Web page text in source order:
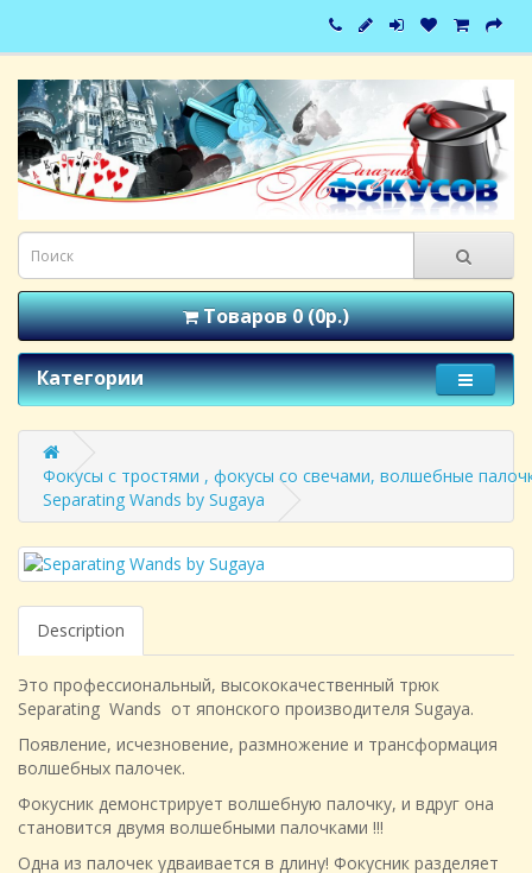
Товаров 0 (0р.)
Категории
Фокусы с тростями , фокусы со свечами, волшебные
Separating Wands by Sugaya
Description
Это профессиональный, высококачественный трюк
Separating Wands от японского производителя Sugaya.
Появление, исчезновение, размножение и трансформация
волшебных палочек.
Фокусник демонстрирует волшебную палочку, и вдруг она
становится двумя волшебными палочками !!!
Одна из палочек удваивается в длину! Фокусник разделяет